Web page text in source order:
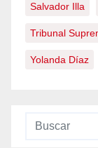
Salvador Illa
Tribunal
Yolanda Díaz